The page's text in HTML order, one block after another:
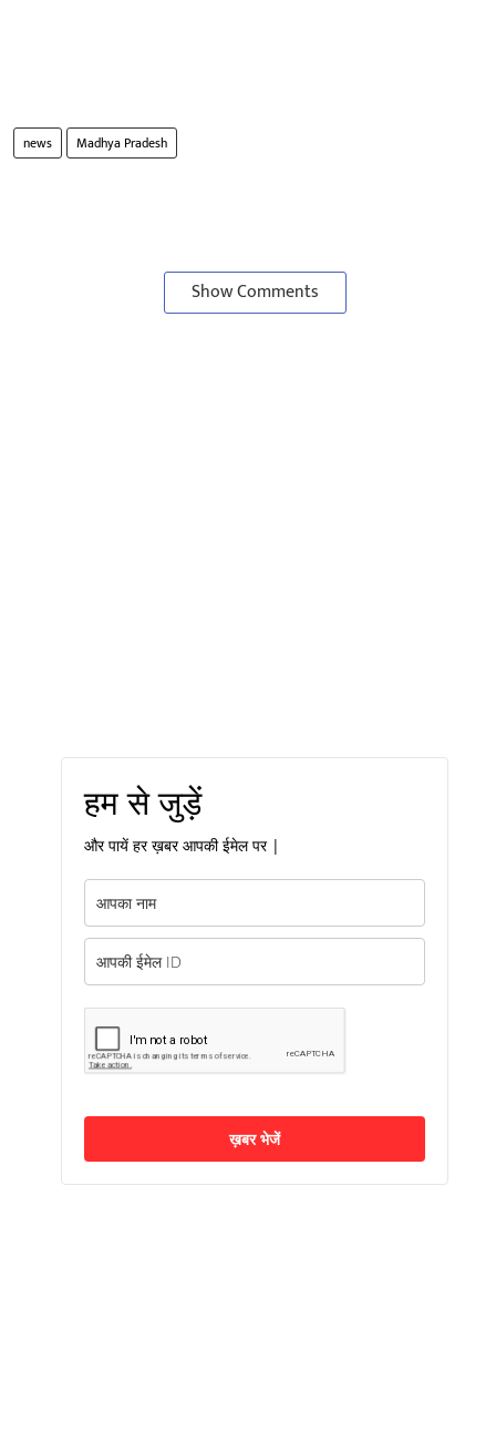
news Madhya Pradesh
Show Comments
हम से जुड़ें
और पायें हर ख़बर आपकी ईमेल पर |
ख़बर भेजें